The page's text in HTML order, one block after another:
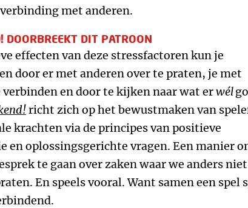
met anderen.
DOORBREEKT DIT PATROON
effecten van deze stressfactoren kun je
door er met anderen over te praten, je met
verbinden en door te kijken naar wat erwél
richt zich op het bewustmaken van
krachten via de principes van positieve
en oplossingsgerichte vragen. Een manier
te gaan over zaken waar we anders
En speels vooral. Want samen een spel